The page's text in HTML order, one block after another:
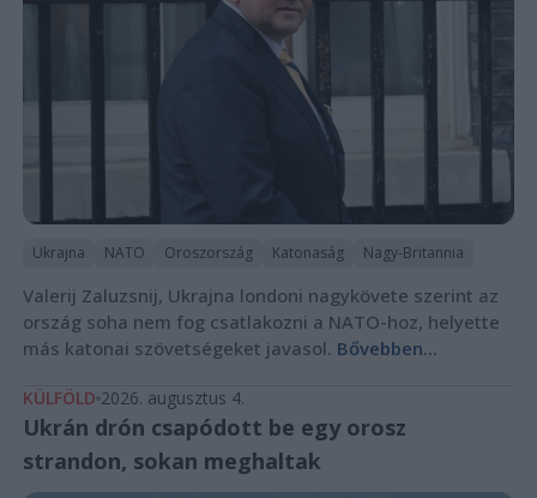
Ukrajna NATO Oroszország Katonaság Nagy-Britannia
Valerij Zaluzsnij, Ukrajna londoni nagykövete szerint az
ország soha nem fog csatlakozni a NATO-hoz, helyette
más katonai szövetségeket javasol. Bővebben...
KÜLFÖLD 2026. augusztus 4.
Ukrán drón csapódott be egy orosz
strandon, sokan meghaltak